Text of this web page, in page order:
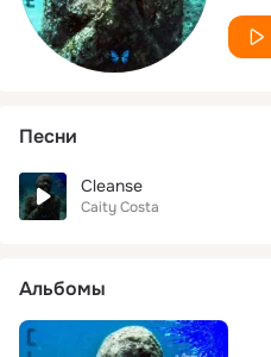
Песни
Cleanse
Caity Costa
Альбомы